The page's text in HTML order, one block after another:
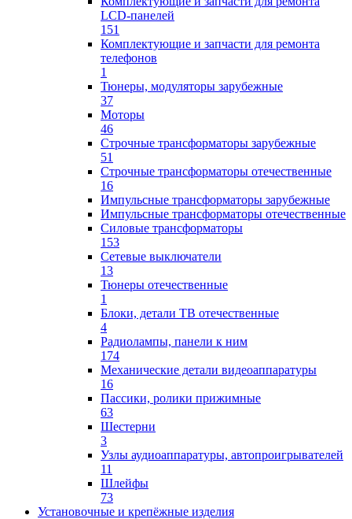
LCD-панелей
151
Комплектующие и запчасти для ремонта
телефонов
1
Тюнеры, модуляторы зарубежные
37
Моторы
46
Строчные трансформаторы зарубежные
51
Строчные трансформаторы отечественные
16
Импульсные трансформаторы зарубежные
Импульсные трансформаторы отечественные
Силовые трансформаторы
153
Сетевые выключатели
13
Тюнеры отечественные
1
Блоки, детали ТВ отечественные
4
Радиолампы, панели к ним
174
Механические детали видеоаппаратуры
16
Пассики, ролики прижимные
63
Шестерни
3
Узлы аудиоаппаратуры, автопроигрывателей
11
Шлейфы
73
Установочные и крепёжные изделия